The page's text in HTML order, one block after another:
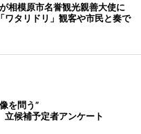
相模原市名誉観光親善大使に
ワタリドリ」観客や市民と奏で
を問う”
候補予定者アンケート